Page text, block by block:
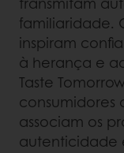
familiaridade.
inspiram
à herança e
Taste
consumidores
associam os
autenticidade